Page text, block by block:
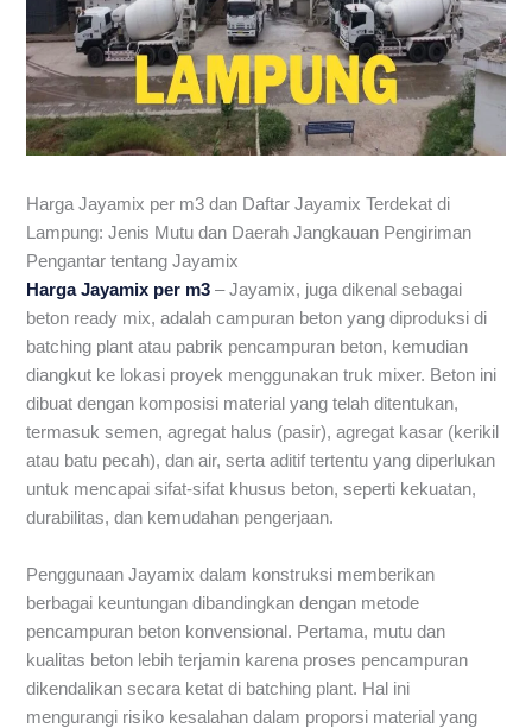
Harga Jayamix per m3 dan Daftar Jayamix Terdekat di
Lampung: Jenis Mutu dan Daerah Jangkauan Pengiriman
Pengantar tentang Jayamix
Harga Jayamix per m3 – Jayamix, juga dikenal sebagai
beton ready mix, adalah campuran beton yang diproduksi di
batching plant atau pabrik pencampuran beton, kemudian
diangkut ke lokasi proyek menggunakan truk mixer. Beton ini
dibuat dengan komposisi material yang telah ditentukan,
termasuk semen, agregat halus (pasir), agregat kasar (kerikil
atau batu pecah), dan air, serta aditif tertentu yang diperlukan
untuk mencapai sifat-sifat khusus beton, seperti kekuatan,
durabilitas, dan kemudahan pengerjaan.
Penggunaan Jayamix dalam konstruksi memberikan
berbagai keuntungan dibandingkan dengan metode
pencampuran beton konvensional. Pertama, mutu dan
kualitas beton lebih terjamin karena proses pencampuran
dikendalikan secara ketat di batching plant. Hal ini
mengurangi risiko kesalahan dalam proporsi material yang